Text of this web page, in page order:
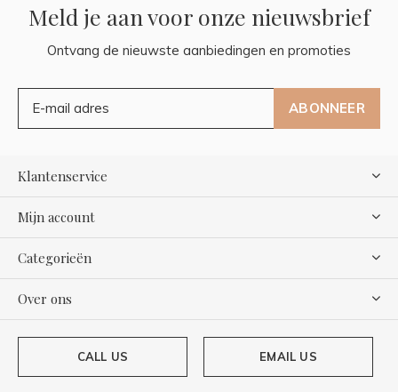
Meld je aan voor onze nieuwsbrief
Ontvang de nieuwste aanbiedingen en promoties
ABONNEER
Klantenservice
Mijn account
Categorieën
Over ons
CALL US EMAIL US